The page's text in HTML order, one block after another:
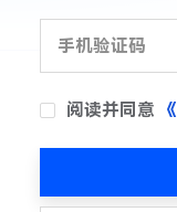
阅读并同意